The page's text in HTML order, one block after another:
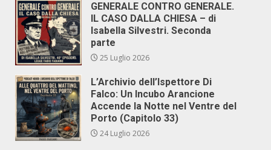
GENERALE CONTRO GENERALE.
IL CASO DALLA CHIESA – di
Isabella Silvestri. Seconda
parte
25 Luglio 2026
L’Archivio dell’Ispettore Di
Falco: Un Incubo Arancione
Accende la Notte nel Ventre del
Porto (Capitolo 33)
24 Luglio 2026